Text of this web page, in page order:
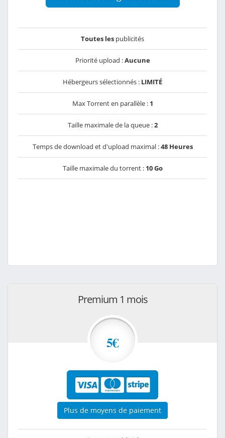
Toutes les publicités
Priorité upload :Aucune
Hébergeurs sélectionnés : LIMITÉ
Max Torrent en parallèle : 1
Taille maximale de la queue :2
Temps de download et d'upload maximal :48 Heures
Taille maximale du torrent : 10 Go
Premium 1 mois
5€
Plus de moyens de paiement